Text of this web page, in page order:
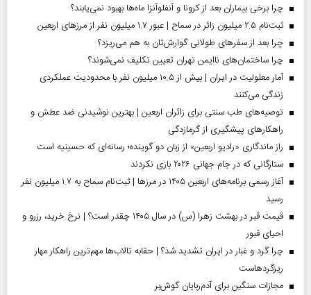
چرا برخی بیماران بعد از کرونا و آنفلوآنزا ماه‌ها بهبود نمی‌یابند؟
ثبت‌نام ۲.۵ میلیون زائر در سماح | عبور ۱.۷ میلیون نفر از مرز‌های اربعین
چرا بعد از سفرهای طولانی گوارش‌تان به هم می‌ریزد؟
چرا ساختمان‌های ناایمن تهران تعیین تکلیف نمی‌شوند؟
آمار معلولیت در ایران | بیش از ۱۰.۵ میلیون نفر با محدودیت عملکردی
زندگی می‌کنند
توصیه‌های طب سنتی برای زائران اربعین | بهترین نوشیدنی ضد عطش و
راهکارهای پیشگیری از گرمازدگی
راز ماندگاری «رادیو اربعین» از زبان دو گوینده؛ رسانه‌ای که حسینیه است
ستارگانی که در جام جهانی ۲۰۲۶ بازی نکردند
آغاز رسمی برنامه‌های اربعین ۱۴۰۵ در مرز‌ها | ثبت‌نام سماح به ۱.۷ میلیون نفر
رسید
قیمت قبر در بهشت زهرا (س) در سال ۱۴۰۵ چقدر است؟ | نرخ خرید، رزرو و
احیای قبور
چرا گرد و غبار در ایران تشدید شد؟ | حقابه تالاب‌ها مهم‌ترین راهکار مهار
ریزگردهاست
مجازات سنگین برای آدم‌ربایان گوش‌بر